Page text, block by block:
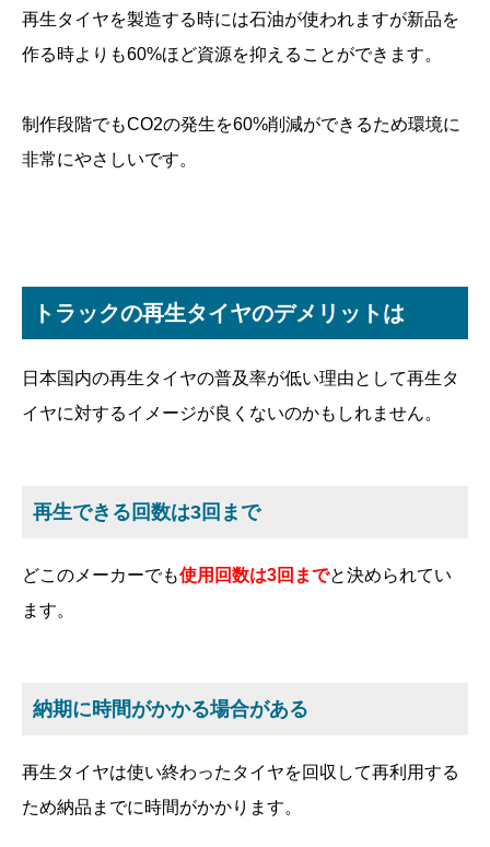
再生タイヤを製造する時には石油が使われますが新品を
作る時よりも60%ほど資源を抑えることができます。
制作段階でもCO2の発生を60%削減ができるため環境に
非常にやさしいです。
トラックの再生タイヤのデメリットは
日本国内の再生タイヤの普及率が低い理由として再生タ
イヤに対するイメージが良くないのかもしれません。
再生できる回数は3回まで
どこのメーカーでも使用回数は3回までと決められてい
ます。
納期に時間がかかる場合がある
再生タイヤは使い終わったタイヤを回収して再利用する
ため納品までに時間がかかります。